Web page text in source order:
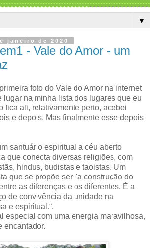
▼
janeiro de 2020
- Vale do Amor - um
foto do Vale do Amor na internet
lugar na minha lista dos lugares que eu
fica ali, relativamente perto, acebei
e depois. Mas finalmente esse depois
santuário espiritual a céu aberto
que conecta diversas religiões, com
hindus, budistas e taoistas. Um
que se propõe ser "a construção do
as diferenças e os diferentes. É a
de convivência da unidade na
e espiritual .".
especial com uma energia maravilhosa,
encantador.